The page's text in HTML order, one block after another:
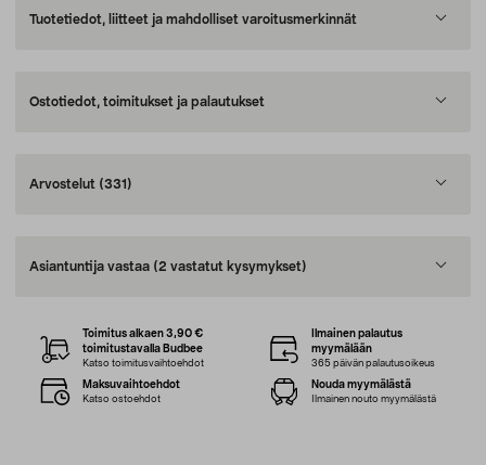
Tuotetiedot, liitteet ja mahdolliset varoitusmerkinnät
Ostotiedot, toimitukset ja palautukset
Arvostelut (331)
Asiantuntija vastaa (2 vastatut kysymykset)
Toimitus alkaen 3,90 €
toimitustavalla Budbee
Katso toimitusvaihtoehdot
Ilmainen palautus
myymälään
365 päivän palautusoikeus
Maksuvaihtoehdot
Katso ostoehdot
Nouda myymälästä
Ilmainen nouto myymälästä